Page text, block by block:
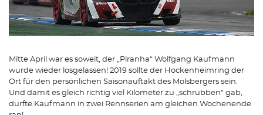
Mitte April war es soweit, der „Piranha“ Wolfgang Kaufmann
wurde wieder losgelassen! 2019 sollte der Hockenheimring der
Ort für den persönlichen Saisonauftakt des Molsbergers sein.
Und damit es gleich richtig viel Kilometer zu „schrubben“ gab,
durfte Kaufmann in zwei Rennserien am gleichen Wochenende